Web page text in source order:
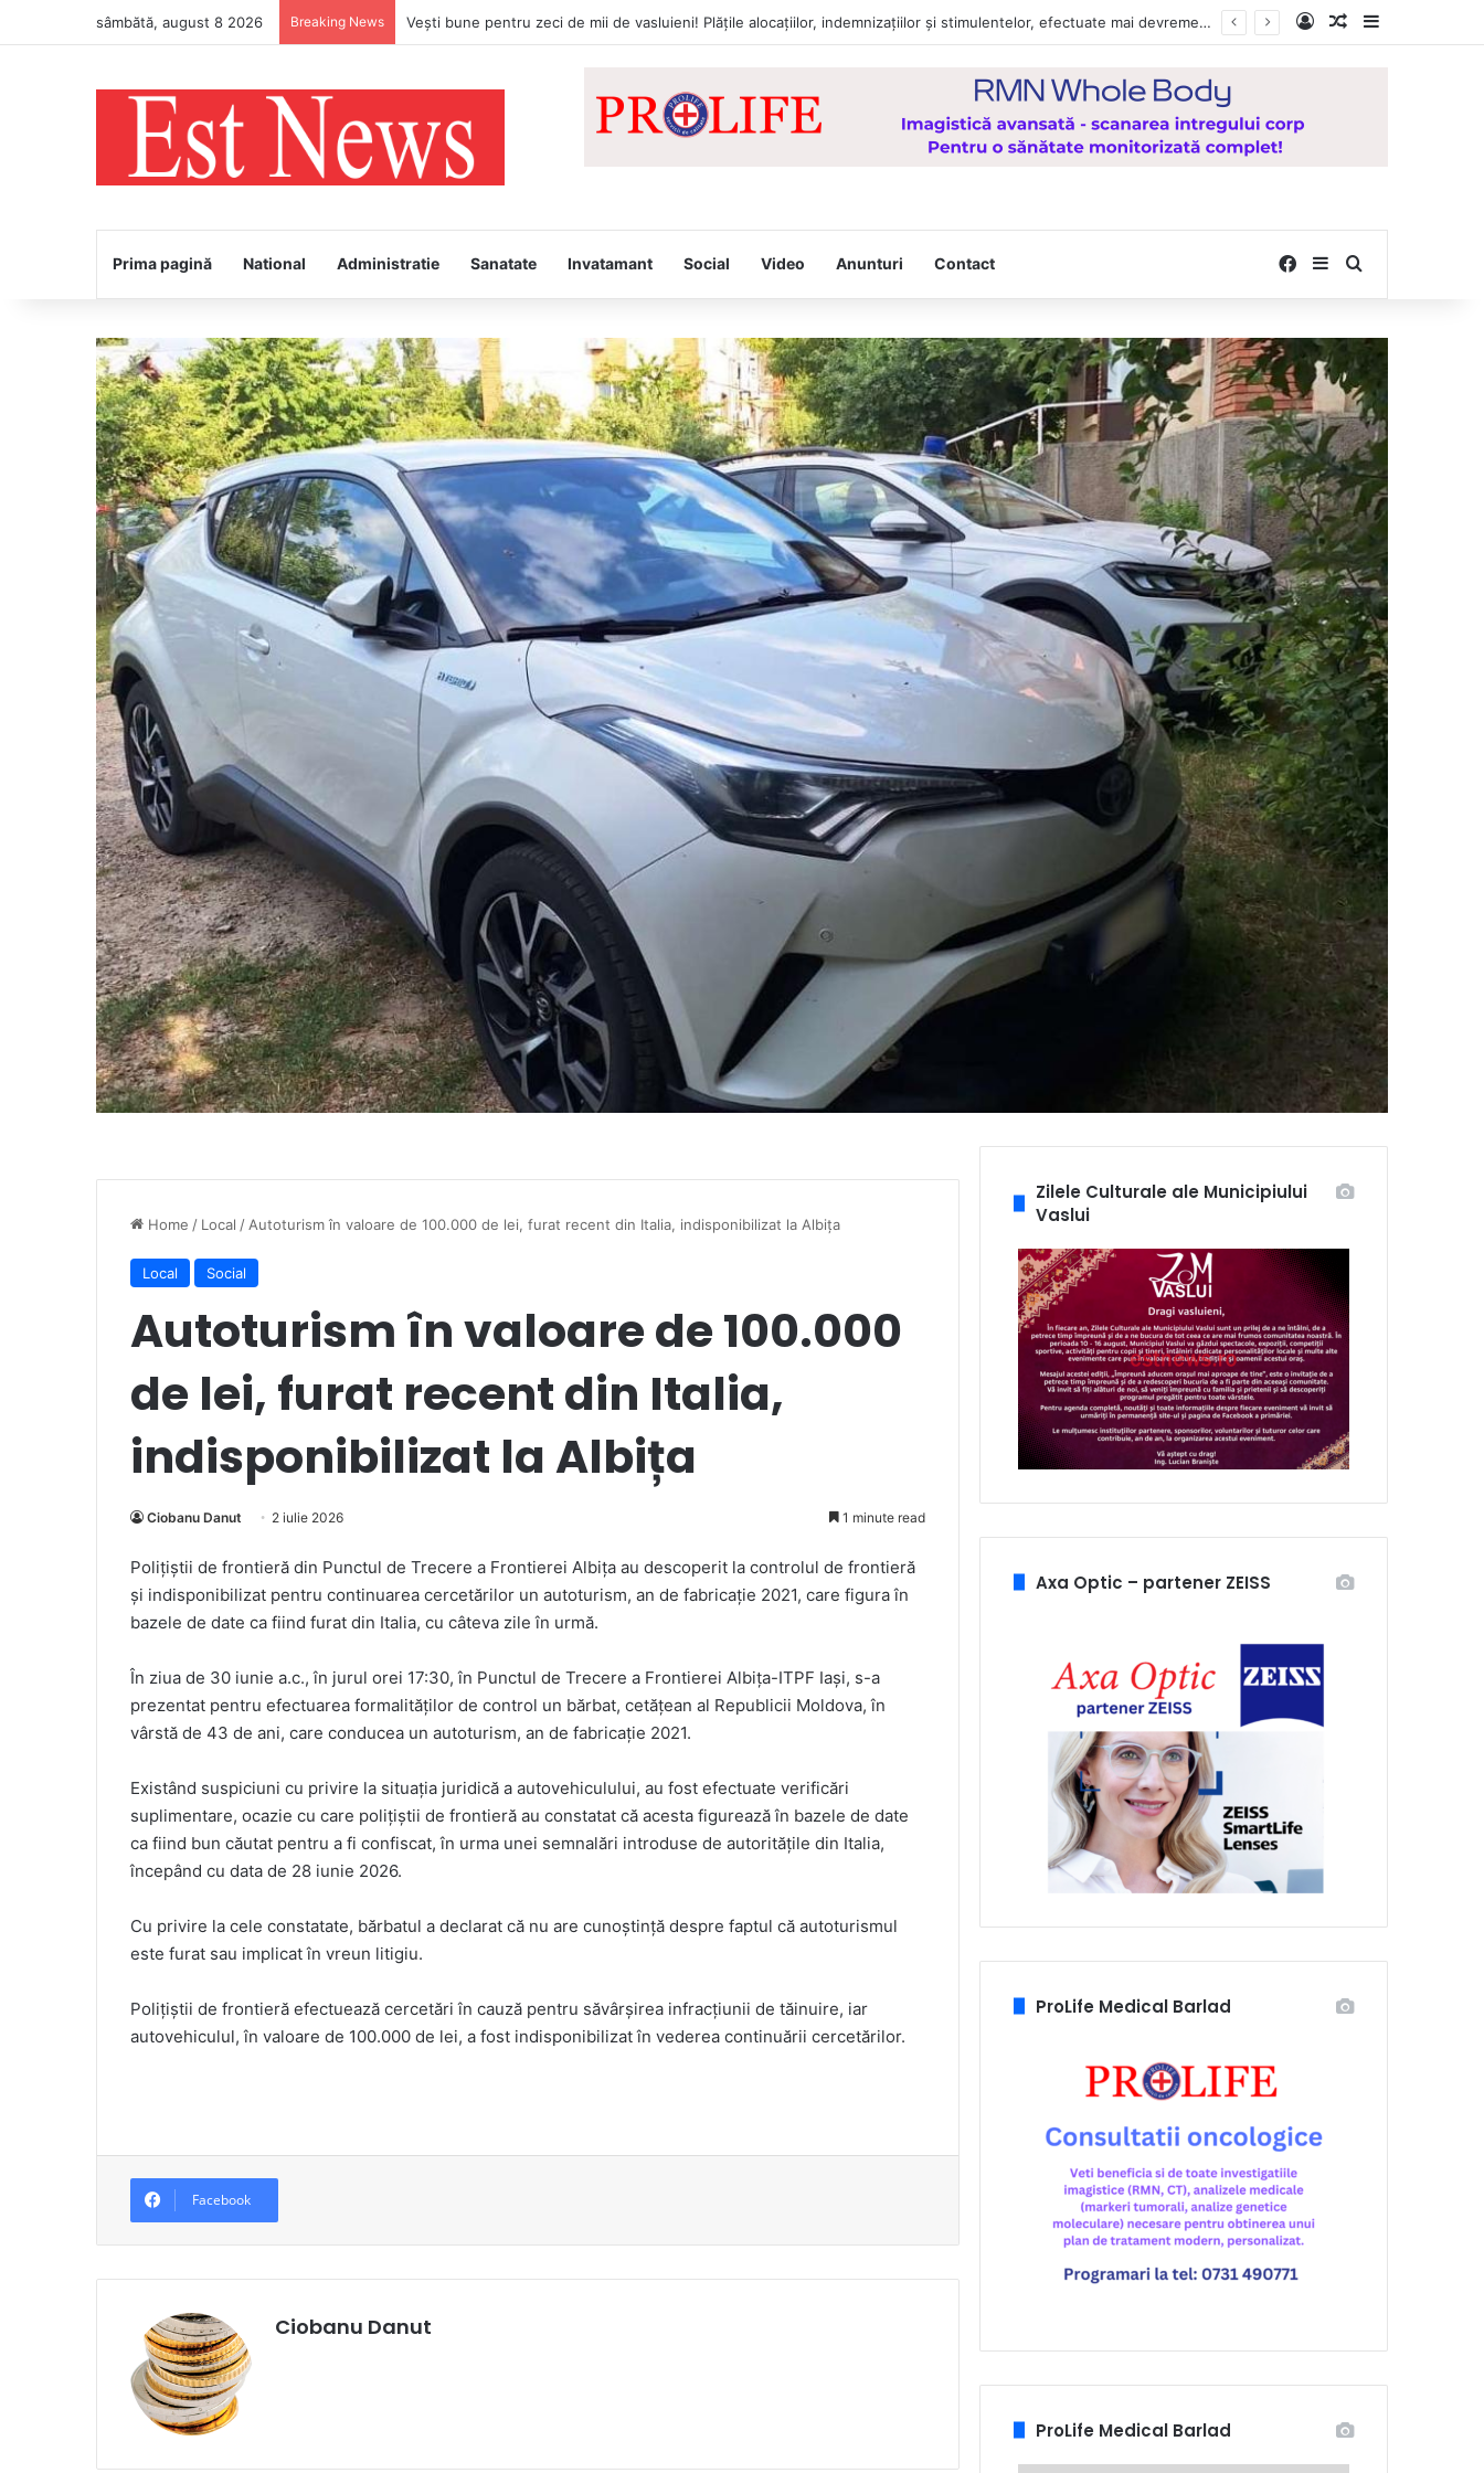
sâmbătă, august 8 2026 Breaking News Vești bune pentru zeci de mii de vasluieni! Plățile alocațiilor, indemnizațiilor și stimulentelor, efectuate mai devreme în luna august 2026 Log InRandom Article
Sidebar
Prima pagină National Administratie Sanatate Invatamant Social Video Anunturi Contact Facebook
SidebarSearch for
Home / Local / Autoturism în valoare de 100.000 de lei, furat recent din Italia, indisponibilizat la Albița
Local Social
Autoturism în valoare de 100.000
de lei, furat recent din Italia,
indisponibilizat la Albița
Ciobanu Danut 2 iulie 2026 1 minute read
Poliţiştii de frontieră din Punctul de Trecere a Frontierei Albiţa au descoperit la controlul de frontieră
şi indisponibilizat pentru continuarea cercetărilor un autoturism, an de fabricație 2021, care figura în
bazele de date ca fiind furat din Italia, cu câteva zile în urmă.
În ziua de 30 iunie a.c., în jurul orei 17:30, în Punctul de Trecere a Frontierei Albiţa-ITPF Iași, s-a
prezentat pentru efectuarea formalităţilor de control un bărbat, cetăţean al Republicii Moldova, în
vârstă de 43 de ani, care conducea un autoturism, an de fabricație 2021.
Existând suspiciuni cu privire la situaţia juridică a autovehiculului, au fost efectuate verificări
suplimentare, ocazie cu care polițiștii de frontieră au constatat că acesta figurează în bazele de date
ca fiind bun căutat pentru a fi confiscat, în urma unei semnalări introduse de autoritățile din Italia,
începând cu data de 28 iunie 2026.
Cu privire la cele constatate, bărbatul a declarat că nu are cunoștință despre faptul că autoturismul
este furat sau implicat în vreun litigiu.
Poliţiştii de frontieră efectuează cercetări în cauză pentru săvârşirea infracţiunii de tăinuire, iar
autovehiculul, în valoare de 100.000 de lei, a fost indisponibilizat în vederea continuării cercetărilor.
Facebook
Ciobanu Danut
Zilele Culturale ale Municipiului
Vaslui
Axa Optic – partener ZEISS
ProLife Medical Barlad
ProLife Medical Barlad